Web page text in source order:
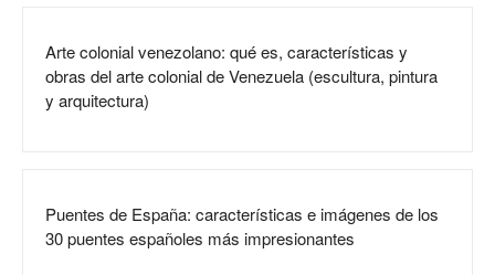
Arte colonial venezolano: qué es, características y
obras del arte colonial de Venezuela (escultura, pintura
y arquitectura)
Puentes de España: características e imágenes de los
30 puentes españoles más impresionantes